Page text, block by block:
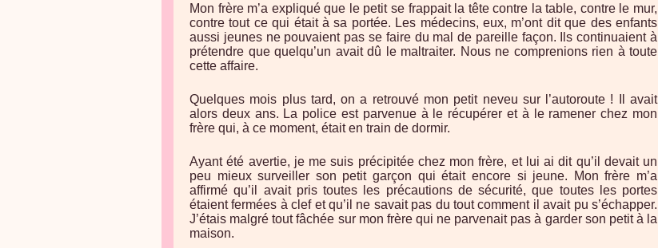
Mon frère m’a expliqué que le petit se frappait la tête contre la table, contre le mur,
contre tout ce qui était à sa portée. Les médecins, eux, m’ont dit que des enfants
aussi jeunes ne pouvaient pas se faire du mal de pareille façon. Ils continuaient à
prétendre que quelqu’un avait dû le maltraiter. Nous ne comprenions rien à toute
cette affaire.
Quelques mois plus tard, on a retrouvé mon petit neveu sur l’autoroute ! Il avait
alors deux ans. La police est parvenue à le récupérer et à le ramener chez mon
frère qui, à ce moment, était en train de dormir.
Ayant été avertie, je me suis précipitée chez mon frère, et lui ai dit qu’il devait un
peu mieux surveiller son petit garçon qui était encore si jeune. Mon frère m’a
affirmé qu’il avait pris toutes les précautions de sécurité, que toutes les portes
étaient fermées à clef et qu’il ne savait pas du tout comment il avait pu s’échapper.
J’étais malgré tout fâchée sur mon frère qui ne parvenait pas à garder son petit à la
maison.